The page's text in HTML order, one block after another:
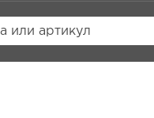
или артикул